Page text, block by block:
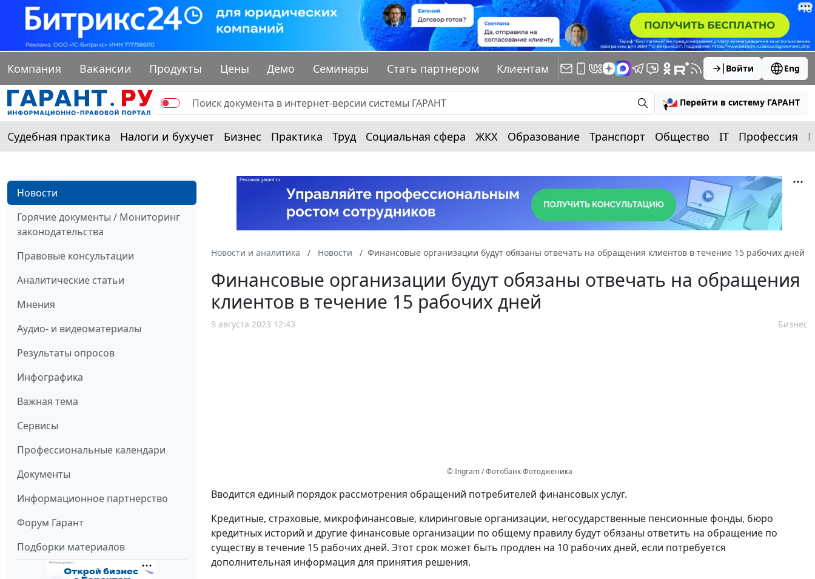
Компания Вакансии Продукты Цены Демо Семинары Стать партнером Клиентам Войти Eng
Перейти в систему ГАРАНТ
Судебная практика Налоги и бухучет Бизнес Практика Труд Социальная сфера ЖКХ Образование Транспорт Общество IT Профессия
Новости
Горячие документы / Мониторинг
законодательства
Правовые консультации
Аналитические статьи
Мнения
Аудио- и видеоматериалы
Результаты опросов
Инфографика
Важная тема
Сервисы
Профессиональные календари
Документы
Информационное партнерство
Форум Гарант
Подборки материалов
Новости и аналитика Новости Финансовые организации будут обязаны отвечать на обращения клиентов в течение 15 рабочих дней
Финансовые организации будут обязаны отвечать на обращения
клиентов в течение 15 рабочих дней
9 августа 2023 12:43 Бизнес
© Ingram / Фотобанк Фотодженика
Вводится единый порядок рассмотрения обращений потребителей финансовых услуг.
Кредитные, страховые, микрофинансовые, клиринговые организации, негосударственные пенсионные фонды, бюро
кредитных историй и другие финансовые организации по общему правилу будут обязаны ответить на обращение по
существу в течение 15 рабочих дней. Этот срок может быть продлен на 10 рабочих дней, если потребуется
дополнительная информация для принятия решения.